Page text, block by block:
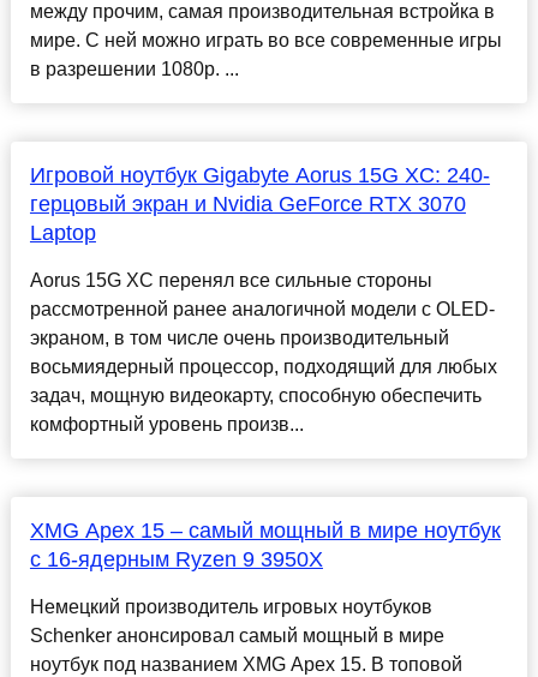
между прочим, самая производительная встройка в
мире. С ней можно играть во все современные игры
в разрешении 1080p. ...
Игровой ноутбук Gigabyte Aorus 15G XC: 240-
герцовый экран и Nvidia GeForce RTX 3070
Laptop
Aorus 15G XC перенял все сильные стороны
рассмотренной ранее аналогичной модели с OLED-
экраном, в том числе очень производительный
восьмиядерный процессор, подходящий для любых
задач, мощную видеокарту, способную обеспечить
комфортный уровень произв...
XMG Apex 15 – самый мощный в мире ноутбук
с 16-ядерным Ryzen 9 3950X
Немецкий производитель игровых ноутбуков
Schenker анонсировал самый мощный в мире
ноутбук под названием XMG Apex 15. В топовой